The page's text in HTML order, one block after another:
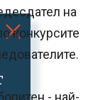
на
конкурсите
- най-